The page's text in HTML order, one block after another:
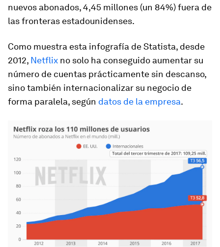
nuevos abonados, 4,45 millones (un 84%) fuera de
las fronteras estadounidenses.
Como muestra esta infografía de Statista, desde
2012, Netflix no solo ha conseguido aumentar su
número de cuentas prácticamente sin descanso,
sino también internacionalizar su negocio de
forma paralela, según datos de la empresa.